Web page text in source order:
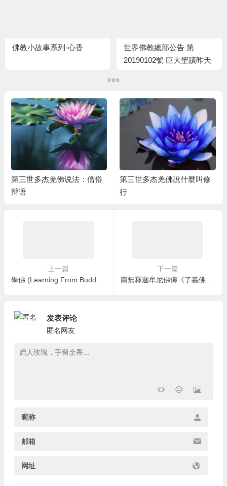
佛教小故事系列-心香
世界佛教總部公告 第
20190102號 巨大聖蹟昨天
第三世多杰羌佛说法：僧俗
辩语
第三世多杰羌佛說什麼叫修
行
上一篇
下一篇
南無釋迦牟尼佛傳《了義佛旨》
发表评论
匿名网友
昵称
邮箱
网址